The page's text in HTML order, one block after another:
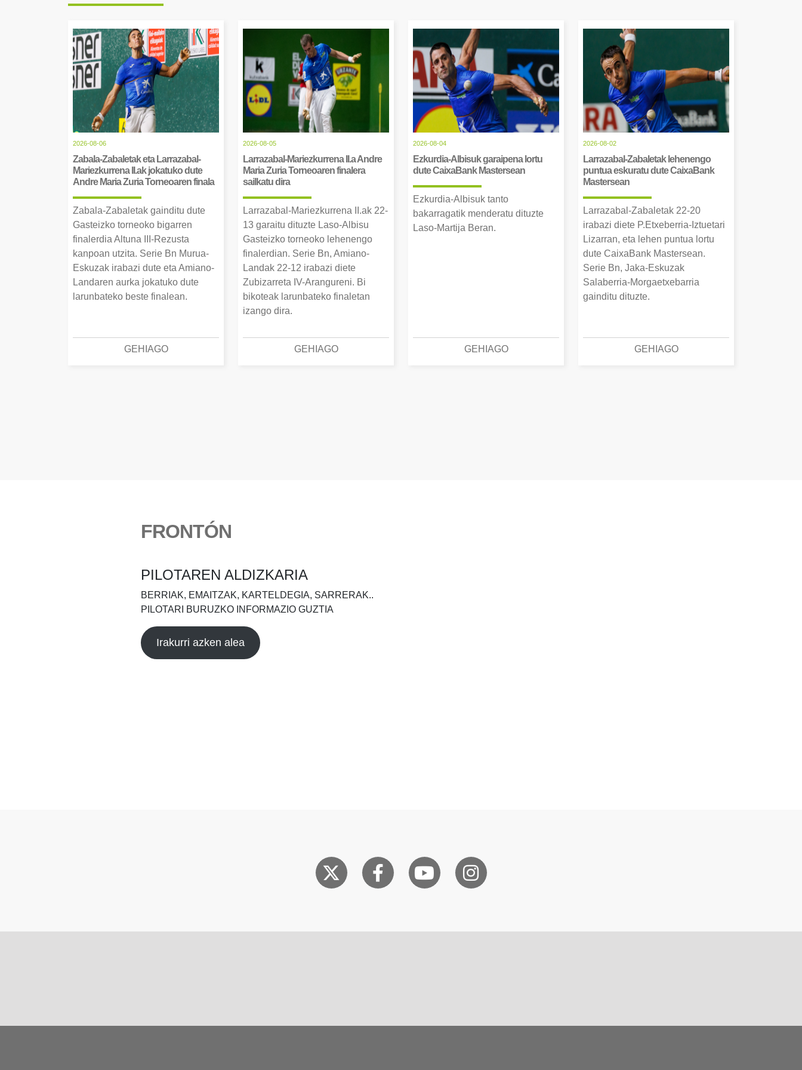
2026-08-06
Zabala-Zabaletak eta Larrazabal-
Mariezkurrena II.ak jokatuko dute
Andre Maria Zuria Torneoaren finala
Zabala-Zabaletak gainditu dute
Gasteizko torneoko bigarren
finalerdia Altuna III-Rezusta
kanpoan utzita. Serie Bn Murua-
Eskuzak irabazi dute eta Amiano-
Landaren aurka jokatuko dute
larunbateko beste finalean.
GEHIAGO
2026-08-05
Larrazabal-Mariezkurrena II.a Andre
Maria Zuria Torneoaren finalera
sailkatu dira
Larrazabal-Mariezkurrena II.ak 22-
13 garaitu dituzte Laso-Albisu
Gasteizko torneoko lehenengo
finalerdian. Serie Bn, Amiano-
Landak 22-12 irabazi diete
Zubizarreta IV-Arangureni. Bi
bikoteak larunbateko finaletan
izango dira.
GEHIAGO
2026-08-04
Ezkurdia-Albisuk garaipena lortu
dute CaixaBank Mastersean
Ezkurdia-Albisuk tanto
bakarragatik menderatu dituzte
Laso-Martija Beran.
GEHIAGO
2026-08-02
Larrazabal-Zabaletak lehenengo
puntua eskuratu dute CaixaBank
Mastersean
Larrazabal-Zabaletak 22-20
irabazi diete P.Etxeberria-Iztuetari
Lizarran, eta lehen puntua lortu
dute CaixaBank Mastersean.
Serie Bn, Jaka-Eskuzak
Salaberria-Morgaetxebarria
gainditu dituzte.
GEHIAGO
FRONTÓN
PILOTAREN ALDIZKARIA
BERRIAK, EMAITZAK, KARTELDEGIA, SARRERAK..
PILOTARI BURUZKO INFORMAZIO GUZTIA
Irakurri azken alea